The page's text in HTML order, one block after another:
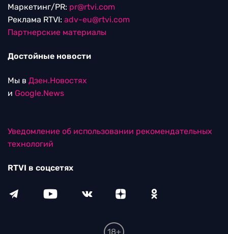
Маркетинг/PR: pr@rtvi.com
Реклама RTVI: adv-eu@rtvi.com
Партнерские материалы
Достойные новости
Мы в Дзен.Новостях
и Google.News
Уведомление об использовании рекомендательных
технологий
RTVI в соцсетях
18+